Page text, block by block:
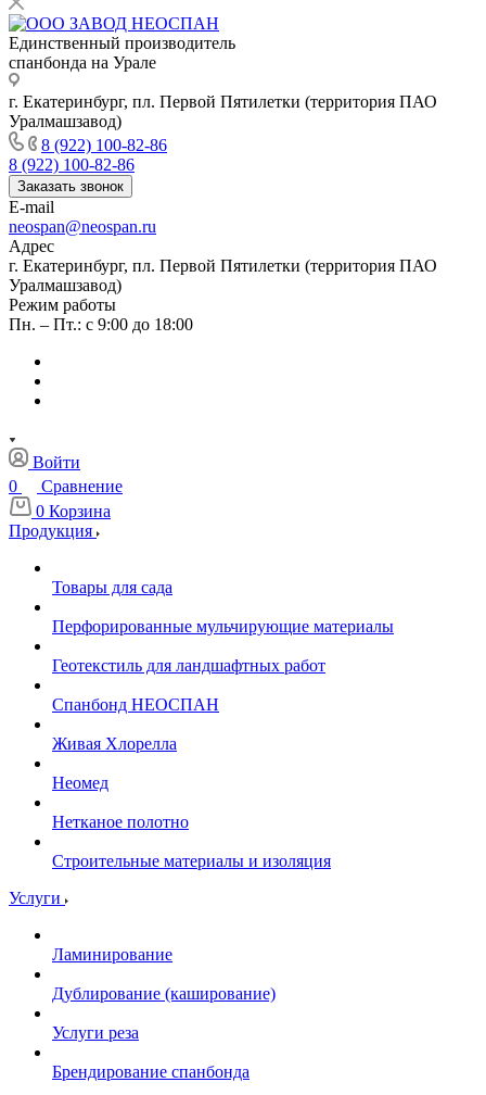
Единственный производитель
спанбонда на Урале
г. Екатеринбург, пл. Первой Пятилетки (территория ПАО
Уралмашзавод)
8 (922) 100-82-86
8 (922) 100-82-86
Заказать звонок
E-mail
neospan@neospan.ru
Адрес
г. Екатеринбург, пл. Первой Пятилетки (территория ПАО
Уралмашзавод)
Режим работы
Пн. – Пт.: с 9:00 до 18:00
Войти
0
Сравнение
0 Корзина
Продукция
Товары для сада
Перфорированные мульчирующие материалы
Геотекстиль для ландшафтных работ
Спанбонд НЕОСПАН
Живая Хлорелла
Нeомед
Нетканое полотно
Строительные материалы и изоляция
Услуги
Ламинирование
Дублирование (каширование)
Услуги реза
Брендирование спанбонда